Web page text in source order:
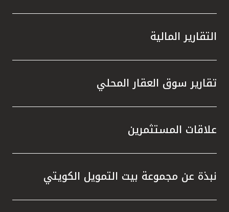
التقارير المالية
تقارير سوق العقار المحلي
علاقات المستثمرين
نبذة عن مجموعة بيت التمويل الكويتي